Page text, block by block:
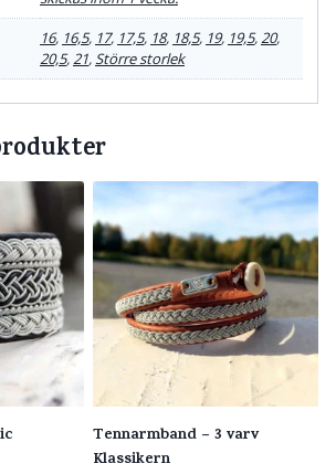
16, 16,5, 17, 17,5, 18, 18,5, 19, 19,5, 20,
20,5, 21, Större storlek
Tennarmband – 3 varv
Klassikern